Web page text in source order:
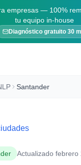
empresas — 100%
tu equipo in-house
Diagnóstico gratuito 30
Santander
Actualizado febrero